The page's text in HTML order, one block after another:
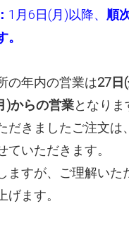
1月6日(月)以降、 順
の年内の営業は27日
)からの営業となりま
だきましたご注文は
ていただきます。
ますが、ご理解いた
げます。